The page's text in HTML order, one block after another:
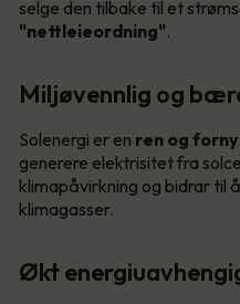
selge den tilbake til et
"nettleieordning".
Miljøvennlig og
Solenergi er en ren og
generere elektrisitet fra
klimapåvirkning og bidrar til
klimagasser.
Økt